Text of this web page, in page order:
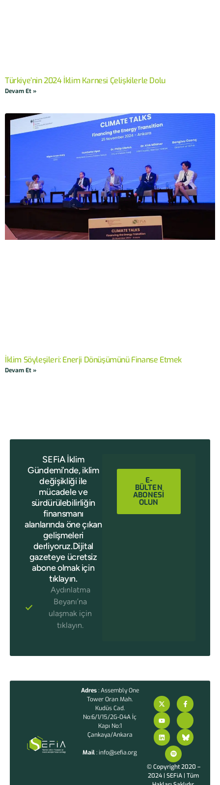
Türkiye’nin 2024 İklim Karnesi Çelişkilerle Dolu
Devam Et »
İklim Söyleşileri: Enerji Dönüşümünü Finanse Etmek
Devam Et »
SEFiA İklim
Gündemi’nde, iklim
değişikliği ile
mücadele ve
sürdürülebilirliğin
finansmanı
alanlarında öne çıkan
gelişmeleri
derliyoruz.Dijital
gazeteye ücretsiz
abone olmak için
tıklayın.
Aydınlatma
Beyanı’na
ulaşmak için
tıklayın.
E-
BÜLTEN
ABONESİ
OLUN
Adres: Assembly One
Tower Oran Mah.
Kudüs Cad.
No:6/1/15/2G-04A İç
Kapı No:1
Çankaya/Ankara
Mail: info@sefia.org
© Copyright 2020 –
2024 | SEFiA | Tüm